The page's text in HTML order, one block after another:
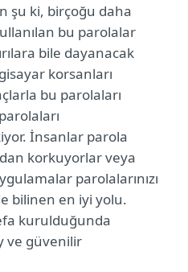
şu ki, birçoğu daha
bu parolalar
bile dayanacak
korsanları
bu parolaları
İnsanlar parola
korkuyorlar veya
parolalarınızı
bilinen en iyi yolu.
kurulduğunda
ve güvenilir